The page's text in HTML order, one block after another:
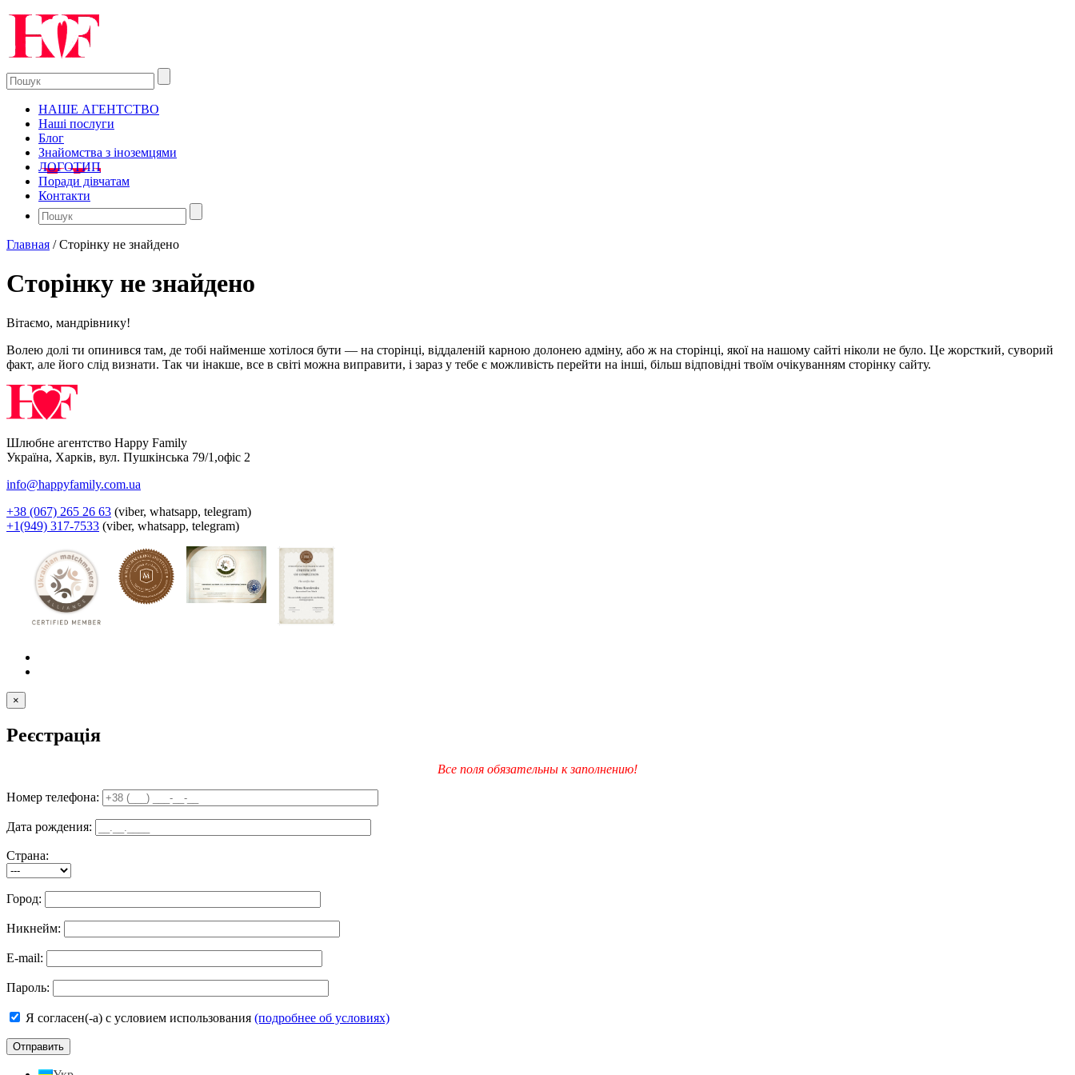
НАШЕ АГЕНТСТВО
Наші послуги
Блог
Знайомства з іноземцями
ЛОГОТИП
Поради дівчатам
Контакти
Главная /Сторінку не знайдено
Сторінку не знайдено
Вітаємо, мандрівнику!
Волею долі ти опинився там, де тобі найменше хотілося бути — на сторінці, віддаленій карною долонею адміну, або ж на сторінці, якої на нашому сайті ніколи не було. Це жорсткий, суворий
факт, але його слід визнати. Так чи інакше, все в світі можна виправити, і зараз у тебе є можливість перейти на інші, більш відповідні твоїм очікуванням сторінку сайту.
Шлюбне агентство Happy Family
Україна, Харків, вул. Пушкінська 79/1,офіс 2
info@happyfamily.com.ua
+38 (067) 265 26 63 (viber, whatsapp, telegram)
+1(949) 317-7533 (viber, whatsapp, telegram)
×
Реєстрація
Все поля обязательны к заполнению!
Номер телефона:
Дата рождения:
Страна:
Город:
Никнейм:
E-mail:
Пароль:
Я согласен(-а) с условием использования (подробнее об условиях)